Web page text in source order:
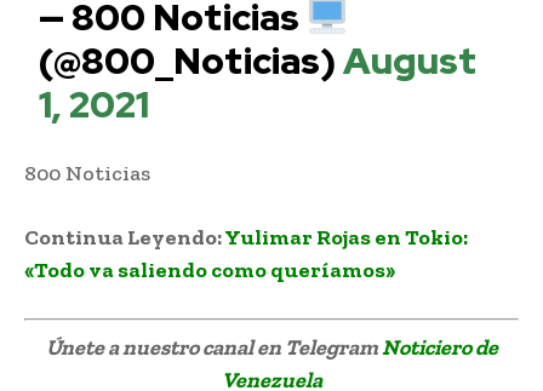
— 800 Noticias
(@800_Noticias)August
1, 2021
800 Noticias
Continua Leyendo:Yulimar Rojas en Tokio:
«Todo va saliendo como queríamos»
Únete a nuestro canal en TelegramNoticiero de
Venezuela